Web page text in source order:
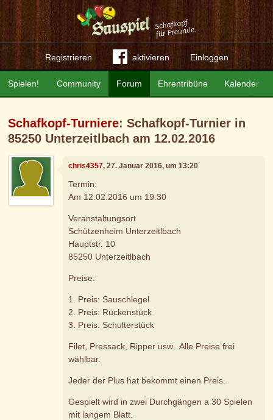
Registrieren aktivieren Einloggen
Community Forum Ehrentribüne Kalender
Spielen!
Schafkopf-Turniere: Schafkopf-Turnier in
85250 Unterzeitlbach am 12.02.2016
chris4357, 27. Januar 2016, um 13:20
Termin:
Am 12.02.2016 um 19:30
Veranstaltungsort
Schützenheim Unterzeitlbach
Hauptstr. 10
85250 Unterzeitlbach
Preise:
1. Preis: Sauschlegel
2. Preis: Rückenstück
3. Preis: Schulterstück
Filet, Pressack, Ripper usw.. Alle Preise frei
wählbar.
Jeder der Plus hat bekommt einen Preis.
Gespielt wird in zwei Durchgängen a 30 Spielen
mit langem Blatt.